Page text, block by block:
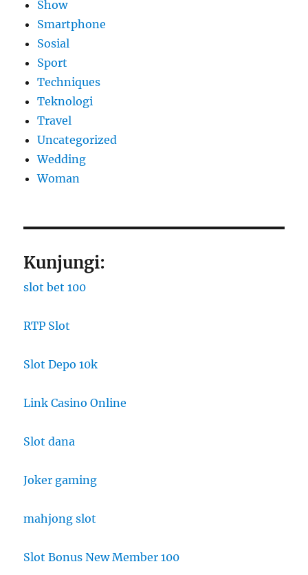
Show
Smartphone
Sosial
Sport
Techniques
Teknologi
Travel
Uncategorized
Wedding
Woman
Kunjungi:
slot bet 100
RTP Slot
Slot Depo 10k
Link Casino Online
Slot dana
Joker gaming
mahjong slot
Slot Bonus New Member 100